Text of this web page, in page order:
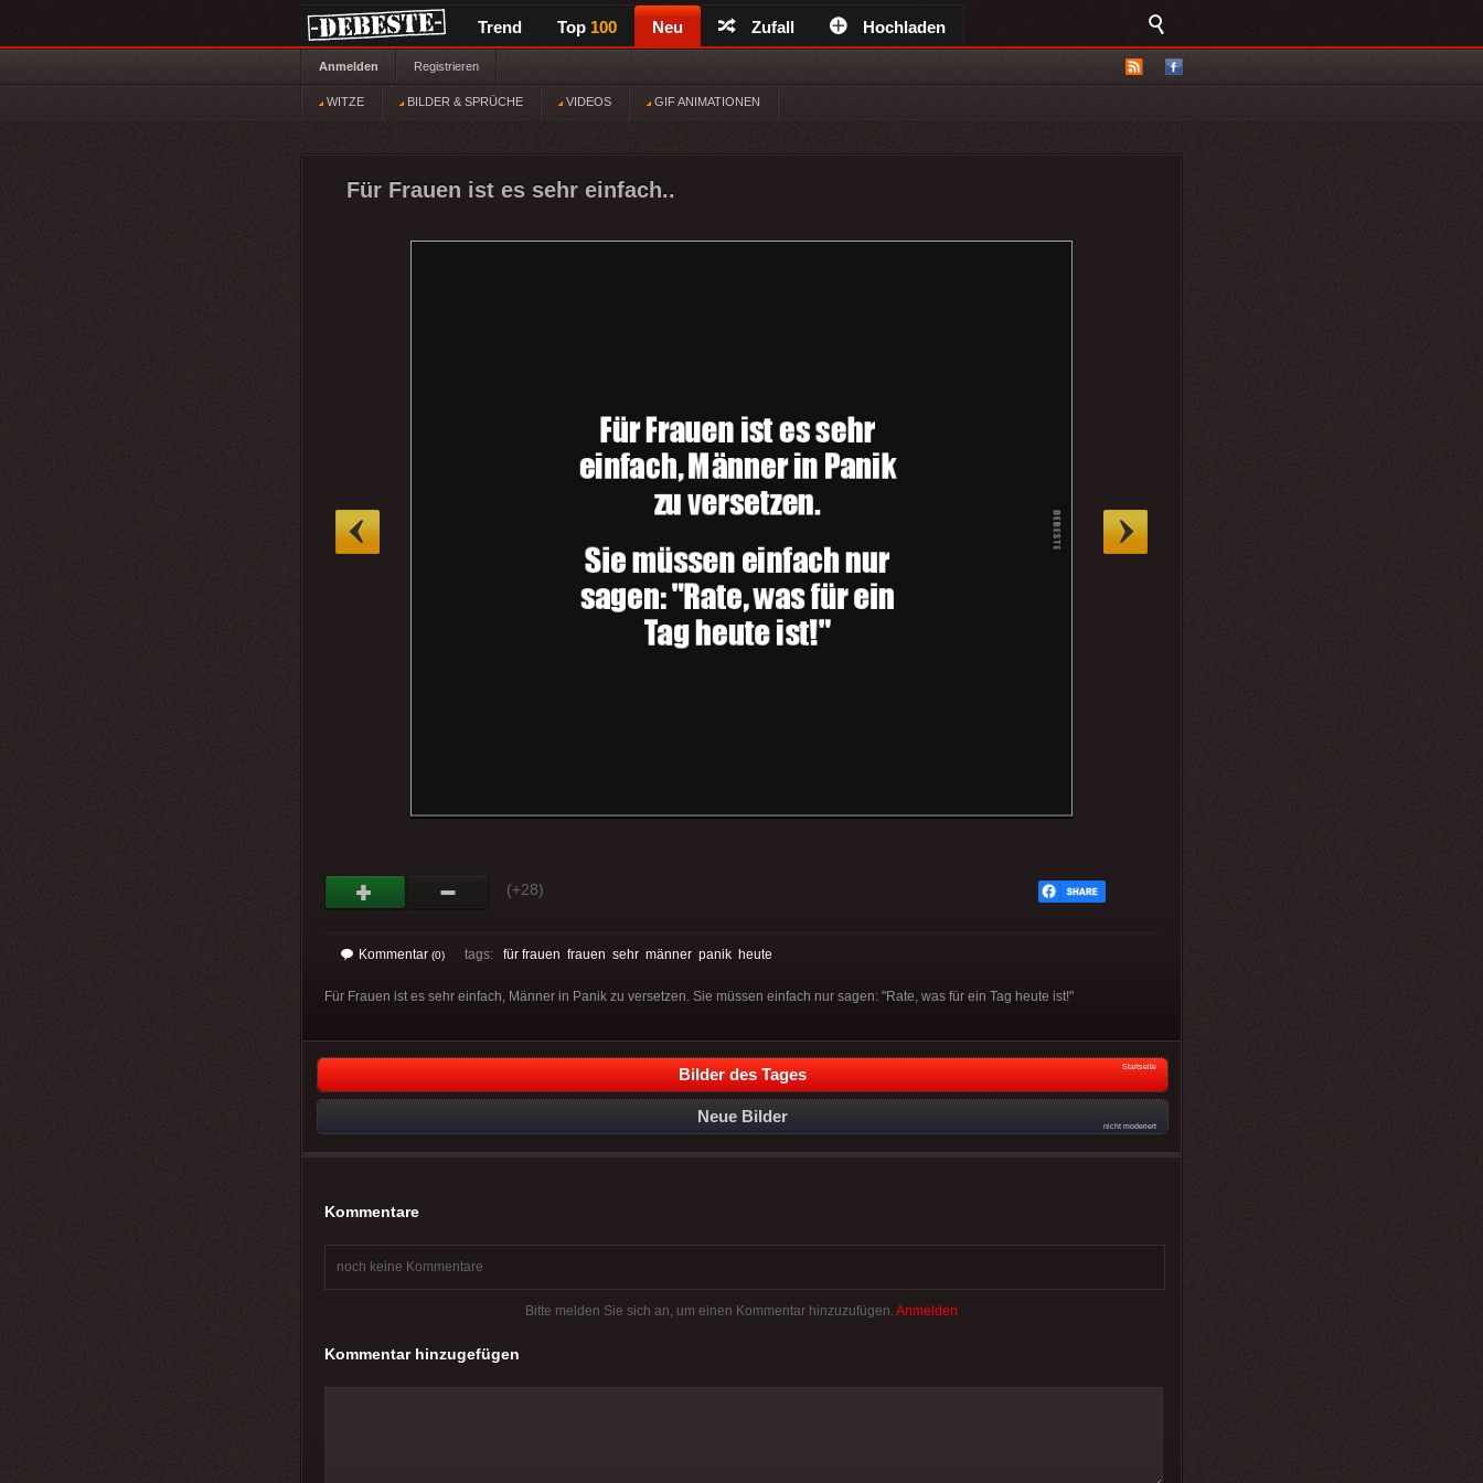
Trend Top 100 Neu Zufall Hochladen
Anmelden Registrieren
WITZE BILDER & SPRÜCHE VIDEOS GIF ANIMATIONEN
Für Frauen ist es sehr einfach..
(+28)
Kommentar (0) tags: für frauen frauen sehr männer panik heute
Für Frauen ist es sehr einfach, Männer in Panik zu versetzen. Sie müssen einfach nur sagen: "Rate, was für ein Tag heute ist!"
Bilder des Tages Startseite
Neue Bilder
nicht moderiert
Kommentare
noch keine Kommentare
Bitte melden Sie sich an, um einen Kommentar hinzuzufügen. Anmelden
Kommentar hinzugefügen